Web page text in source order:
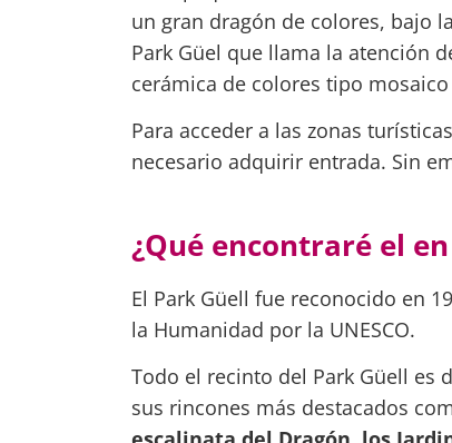
un gran dragón de colores, bajo
Park Güel que llama la atención
cerámica de colores tipo
Para acceder a las zonas
necesario adquirir entrada. Sin
¿Qué encontraré el
El Park Güell fue reconocido en
la Humanidad por la UNESCO.
Todo el recinto del Park Güell es
sus rincones más destacados